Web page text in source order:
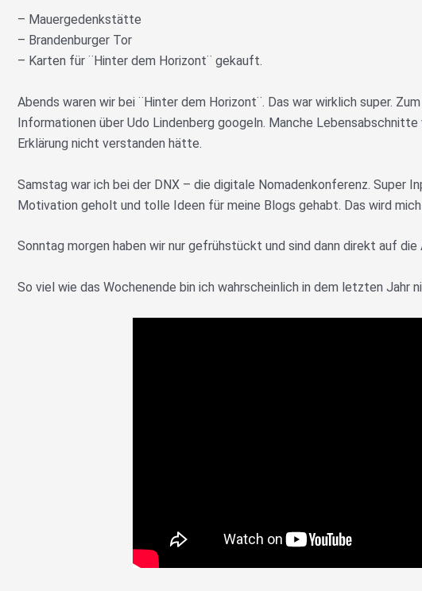
– Mauergedenkstätte
– Brandenburger Tor
– Karten für ¨Hinter dem Horizont¨ gekauft.
Abends waren wir bei ¨Hinter dem Horizont¨. Das war wirklich super.
Informationen über Udo Lindenberg googeln. Manche
Erklärung nicht verstanden hätte.
Samstag war ich bei der DNX – die digitale Nomadenkonferenz. Super
Motivation geholt und tolle Ideen für meine Blogs gehabt. Das wird
Sonntag morgen haben wir nur gefrühstückt und sind dann direkt auf die
So viel wie das Wochenende bin ich wahrscheinlich in dem letzten Jahr